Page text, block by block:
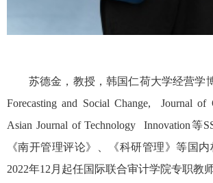
苏德金，教授，韩国仁荷大学经营学
Forecasting and Social Change, Journal of
Asian Journal of Technology Innovation等
《南开管理评论》、《科研管理》等国内
2022年12月起任国际联合审计学院专职教师